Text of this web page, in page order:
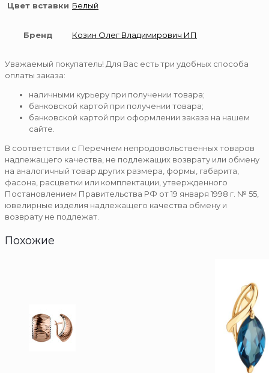
Цвет вставки Белый
Бренд Козин Олег Владимирович ИП
Уважаемый покупатель! Для Вас есть три удобных способа
оплаты заказа:
наличными курьеру при получении товара;
банковской картой при получении товара;
банковской картой при оформлении заказа на нашем
сайте.
В соответствии с Перечнем непродовольственных товаров
надлежащего качества, не подлежащих возврату или обмену
на аналогичный товар других размера, формы, габарита,
фасона, расцветки или комплектации, утвержденного
Постановлением Правительства РФ от 19 января 1998 г. № 55,
ювелирные изделия надлежащего качества обмену и
возврату не подлежат.
Похожие